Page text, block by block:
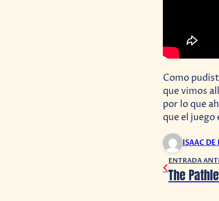
Como
que vimos
por lo que
que el
ISAAC DE
ENTRADA